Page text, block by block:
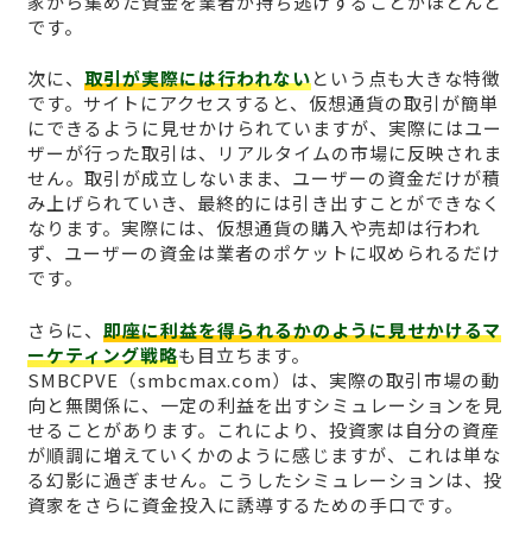
です。
次に、 取引が実際には行われないという点も大きな特徴
です。サイトにアクセスすると、仮想通貨の取引が簡単
にできるように見せかけられていますが、実際にはユー
ザーが行った取引は、リアルタイムの市場に反映されま
せん。取引が成立しないまま、ユーザーの資金だけが積
み上げられていき、最終的には引き出すことができなく
なります。実際には、仮想通貨の購入や売却は行われ
ず、ユーザーの資金は業者のポケットに収められるだけ
です。
さらに、 即座に利益を得られるかのように見せかけるマ
ーケティング戦略も目立ちます。
SMBCPVE（smbcmax.com）は、実際の取引市場の動
向と無関係に、一定の利益を出すシミュレーションを見
せることがあります。これにより、投資家は自分の資産
が順調に増えていくかのように感じますが、これは単な
る幻影に過ぎません。こうしたシミュレーションは、投
資家をさらに資金投入に誘導するための手口です。